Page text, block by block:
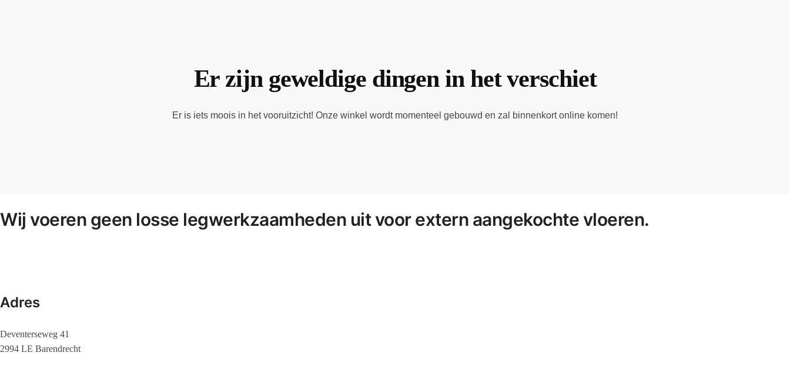
Er zijn geweldige dingen in het verschiet
Er is iets moois in het vooruitzicht! Onze winkel wordt momenteel gebouwd en zal binnenkort online komen!
Wij voeren geen losse legwerkzaamheden uit voor extern aangekochte vloeren.
Adres
Deventerseweg 41
2994 LE Barendrecht